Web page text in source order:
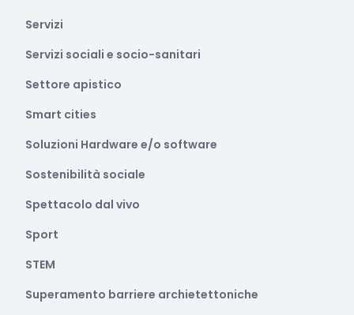
Servizi
Servizi sociali e socio-sanitari
Settore apistico
Smart cities
Soluzioni Hardware e/o software
Sostenibilità sociale
Spettacolo dal vivo
Sport
STEM
Superamento barriere archietettoniche